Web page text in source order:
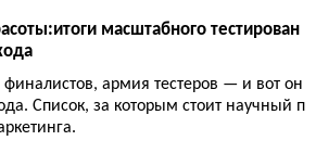
масштабного тестирован
финалистов, армия тестеров — и вот он
Список, за которым стоит научный п